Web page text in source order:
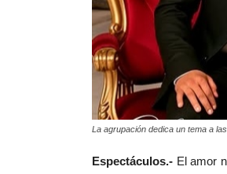
La agrupación dedica un tema a
Espectáculos.- El amor